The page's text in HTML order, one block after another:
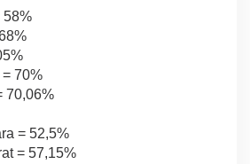
58%
70%
70,06%
= 52,5%
= 57,15%